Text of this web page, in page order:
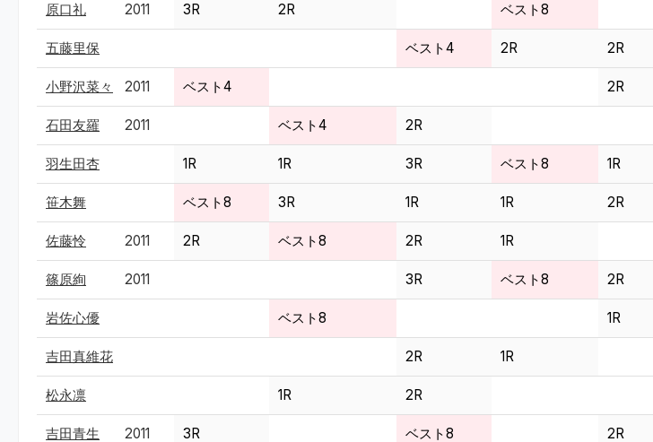
原口礼 2011 3R 2R ベスト8
五藤里保 ベスト4 2R 2R
小野沢菜々 2011 ベスト4 2R
石田友羅 2011 ベスト4 2R
羽生田杏 1R 1R 3R ベスト8 1R
笹木舞 ベスト8 3R 1R 1R 2R
佐藤怜 2011 2R ベスト8 2R 1R
篠原絢 2011 3R ベスト8 2R
岩佐心優 ベスト8 1R
吉田真維花 2R 1R
松永凛 1R 2R
吉田青生 2011 3R ベスト8 2R